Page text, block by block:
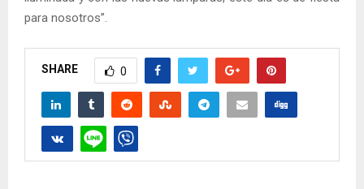
para nosotros”.
SHARE 0